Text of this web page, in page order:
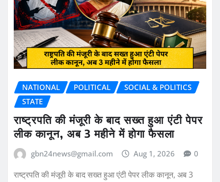
NATIONAL POLITICAL
SOCIAL & POLITICS
STATE
राष्ट्रपति की मंजूरी के बाद सख्त हुआ एंटी पेपर
लीक कानून, अब 3 महीने में होगा फैसला
gbn24news@gmail.com Aug 1, 2026 0
राष्ट्रपति की मंजूरी के बाद सख्त हुआ एंटी पेपर लीक कानून, अब 3